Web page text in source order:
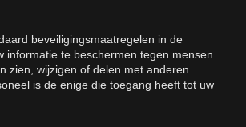
beveiligingsmaatregelen in de
informatie te beschermen tegen mensen
zien, wijzigen of delen met anderen.
is de enige die toegang heeft tot uw